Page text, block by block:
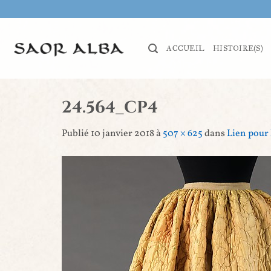
au
ACCUEIL HISTOIRE(S)
24.564_CP4
Publié 10 janvier 2018à507 × 625dansLien